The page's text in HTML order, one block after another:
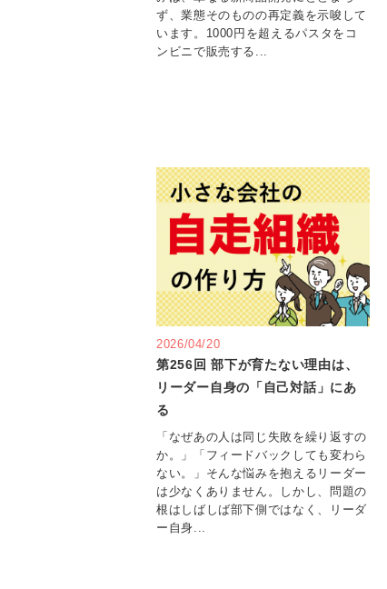
ず、業態そのものの再定義を示唆して
います。1000円を超えるパスタをコ
ンビニで販売する...
2026/04/20
第256回 部下が育たない理由は、
リーダー自身の「自己対話」にあ
る
「なぜあの人は同じ失敗を繰り返すの
か。」「フィードバックしても変わら
ない。」そんな悩みを抱えるリーダー
は少なくありません。しかし、問題の
根はしばしば部下側ではなく、リーダ
ー自身...